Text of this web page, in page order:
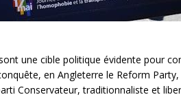
une cible politique évidente pour
en Angleterre le Reform
Conservateur, traditionnaliste et